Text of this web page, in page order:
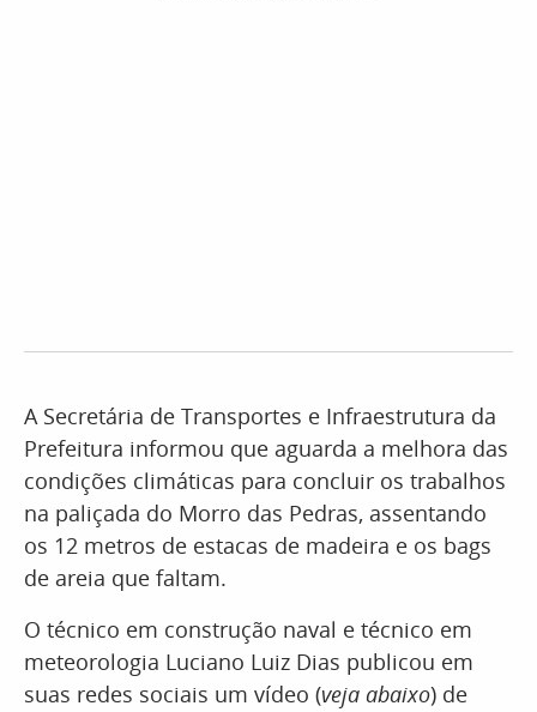
A Secretária de Transportes e Infraestrutura da
Prefeitura informou que aguarda a melhora das
condições climáticas para concluir os trabalhos
na paliçada do Morro das Pedras, assentando
os 12 metros de estacas de madeira e os bags
de areia que faltam.
O técnico em construção naval e técnico em
meteorologia Luciano Luiz Dias publicou em
suas redes sociais um vídeo (veja abaixo) de